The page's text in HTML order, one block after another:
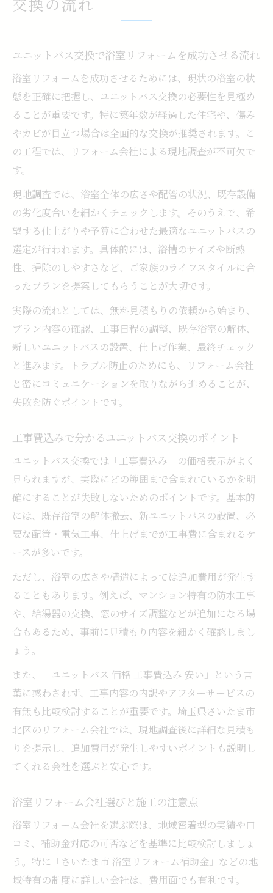
ユニットバス交換で浴室リフォームを成功させる流れ
浴室リフォームを成功させるためには、現状の浴室の状
態を正確に把握し、ユニットバス交換の必要性を見極め
ることが重要です。特に築年数が経過した住宅や、傷み
やカビが目立つ場合は全面的な交換が推奨されます。こ
の工程では、リフォーム会社による現地調査が不可欠で
す。
現地調査では、浴室全体の広さや配管の状況、既存設備
の劣化度合いを細かくチェックします。そのうえで、希
望する仕上がりや予算に合わせた最適なユニットバスの
選定が行われます。具体的には、浴槽のサイズや断熱
性、掃除のしやすさなど、ご家族のライフスタイルに合
ったプランを提案してもらうことが大切です。
実際の流れとしては、無料見積もりの依頼から始まり、
プラン内容の確認、工事日程の調整、既存浴室の解体、
新しいユニットバスの設置、仕上げ作業、最終チェック
と進みます。トラブル防止のためにも、リフォーム会社
と密にコミュニケーションを取りながら進めることが、
失敗を防ぐポイントです。
工事費込みで分かるユニットバス交換のポイント
ユニットバス交換では「工事費込み」の価格表示がよく
見られますが、実際にどの範囲まで含まれているかを明
確にすることが失敗しないためのポイントです。基本的
には、既存浴室の解体撤去、新ユニットバスの設置、必
要な配管・電気工事、仕上げまでが工事費に含まれるケ
ースが多いです。
ただし、浴室の広さや構造によっては追加費用が発生す
ることもあります。例えば、マンション特有の防水工事
や、給湯器の交換、窓のサイズ調整などが追加になる場
合もあるため、事前に見積もり内容を細かく確認しまし
ょう。
また、「ユニットバス 価格 工事費込み 安い」という言
葉に惑わされず、工事内容の内訳やアフターサービスの
有無も比較検討することが重要です。埼玉県さいたま市
北区のリフォーム会社では、現地調査後に詳細な見積も
りを提示し、追加費用が発生しやすいポイントも説明し
てくれる会社を選ぶと安心です。
浴室リフォーム会社選びと施工の注意点
浴室リフォーム会社を選ぶ際は、地域密着型の実績や口
コミ、補助金対応の可否などを基準に比較検討しましょ
う。特に「さいたま市 浴室リフォーム補助金」などの地
域特有の制度に詳しい会社は、費用面でも有利です。